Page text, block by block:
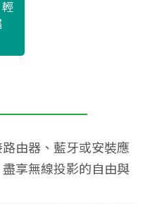
由器、藍牙或安裝應
享無線投影的自由與